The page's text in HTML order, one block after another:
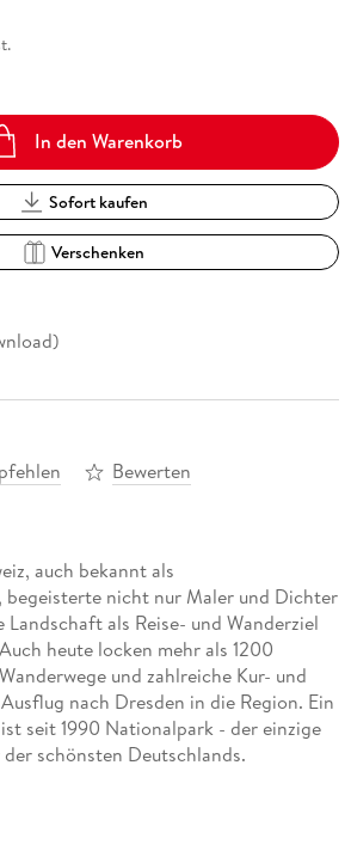
In den Warenkorb
Sofort kaufen
Verschenken
Bewerten
auch bekannt als
begeisterte nicht nur Maler und Dichter
als Reise- und Wanderziel
heute locken mehr als 1200
und zahlreiche Kur- und
nach Dresden in die Region. Ein
seit 1990 Nationalpark - der einzige
schönsten Deutschlands.